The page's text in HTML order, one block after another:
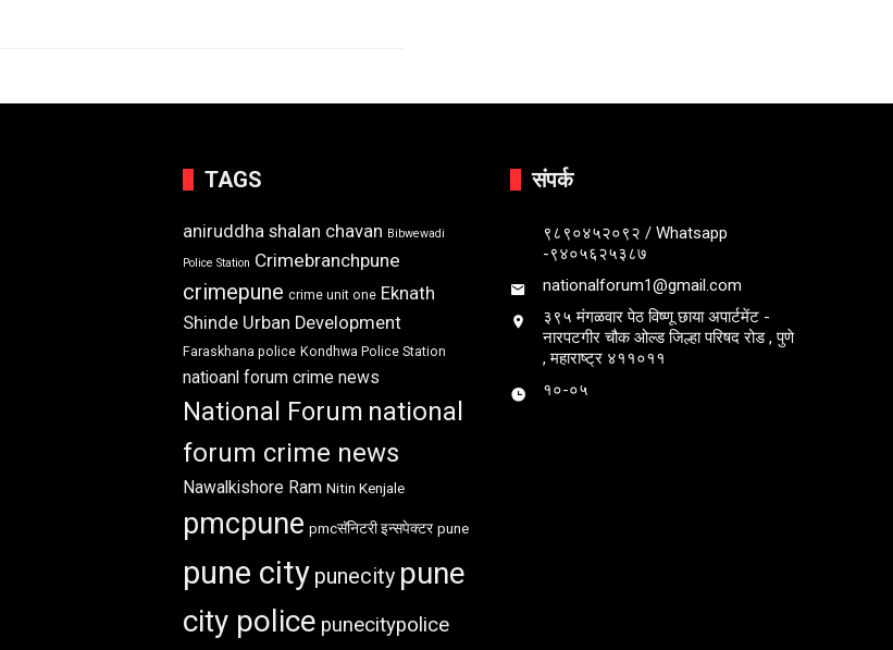
TAGS
aniruddha shalan chavan Bibwewadi
Police Station Crimebranchpune
crimepune crime unit one Eknath
Shinde Urban Development
Faraskhana police Kondhwa Police Station
natioanl forum crime news
National Forum national
forum crime news
Nawalkishore Ram Nitin Kenjale
pmcpune pmcसॅनिटरी इन्सपेक्टर pune
pune city punecity pune
city police punecitypolice
संपर्क
९८९०४५२०९२ / Whatsapp
-९४०५६२५३८७
nationalforum1@gmail.com
३९५ मंगळवार पेठ विष्णू छाया अपार्टमेंट -
नारपटगीर चौक ओल्ड जिल्हा परिषद रोड , पुणे
, महाराष्ट्र ४११०११
१०-०५